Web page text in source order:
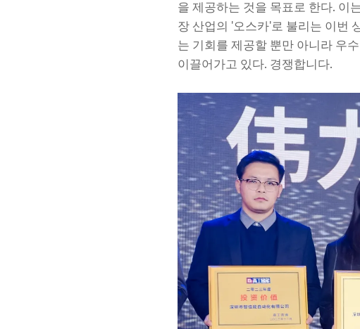
을 제공하는 것을 목표로 한다. 이
장 산업의 '오스카'로 불리는 이번
는 기회를 제공할 뿐만 아니라 우
이끌어가고 있다. 경쟁합니다.